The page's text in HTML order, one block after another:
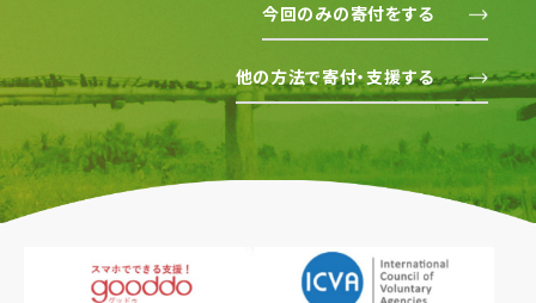
今回のみの寄付をする
他の方法で寄付・支援する